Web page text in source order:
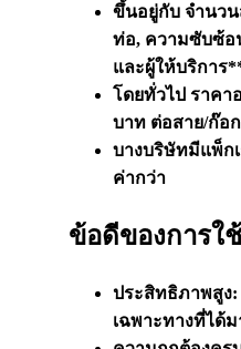
ขึ้นอยู่กับ จำนว
ท่อ, ความซับซ้อ
และผู้ให้บริการ
โดยทั่วไป ราคา
บาท ต่อสาย/ก๊อ
บางบริษัทมีแพ็ก
ค่ากว่า
ข้อดีของการใ
ประสิทธิภาพสูง
เฉพาะทางที่ได้